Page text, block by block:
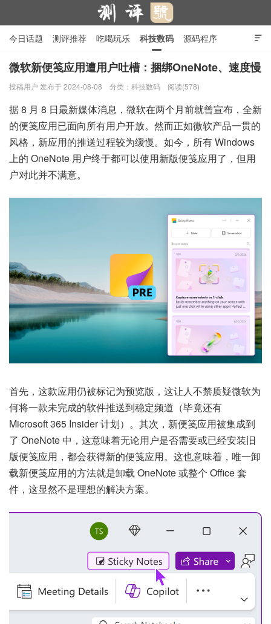

今日话题 测评推荐 吃喝玩乐 科技数码 源码程序
行业产品 在线投稿 隐私政策
微软新便笺应用遭用户吐槽：捆绑OneNote、速度慢
投稿用户 发布于 2024-08-08 分类： 科技数码 阅读(578)
据 8 月 8 日最新媒体消息，微软在两个月前就曾宣布，全新
的便笺应用已面向所有用户开放。然而正如微软产品一贯的
风格，新应用的推送过程较为缓慢。如今，所有 Windows
上的 OneNote 用户终于都可以使用新版便笺应用了，但用
户对此并不满意。
首先，这款应用仍被标记为预览版，这让人不禁质疑微软为
何将一款未完成的软件推送到稳定频道（毕竟还有
Microsoft 365 Insider 计划）。其次，新便笺应用被集成到
了 OneNote 中，这意味着无论用户是否需要或已经安装旧
版便笺应用，都会获得新的便笺应用。这也意味着，唯一卸
载新便笺应用的方法就是卸载 OneNote 或整个 Office 套
件，这显然不是理想的解决方案。